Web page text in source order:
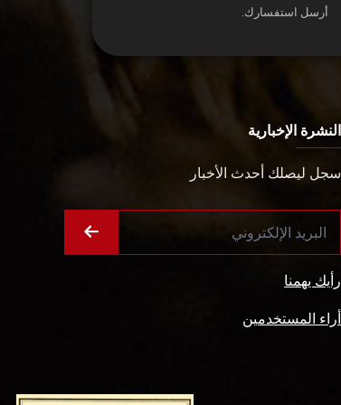
أرسل استفسارك.
النشرة الإخبارية
سجل ليصلك أحدث الأخبار
رأيك يهمنا
أراء المستخدمين